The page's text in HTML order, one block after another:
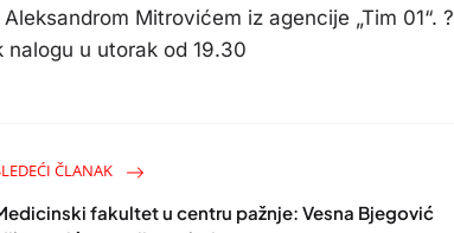
Mitrovićem iz agencije „Tim 01“. ?
nalogu u utorak od 19.30
ČLANAK
fakultet u centru pažnje: Vesna Bjegović